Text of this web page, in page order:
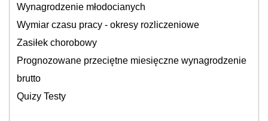
Wynagrodzenie młodocianych
Wymiar czasu pracy - okresy rozliczeniowe
Zasiłek chorobowy
Prognozowane przeciętne miesięczne wynagrodzenie
brutto
Quizy Testy